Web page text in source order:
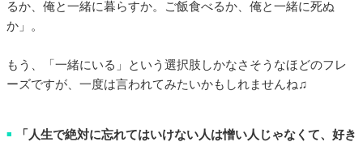
るか、俺と一緒に暮らすか。ご飯食べるか、俺と一緒に死ぬ
か」。
もう、「一緒にいる」という選択肢しかなさそうなほどのフレ
ーズですが、一度は言われてみたいかもしれませんね♫
■
「人生で絶対に忘れてはいけない人は憎い人じゃなくて、好き